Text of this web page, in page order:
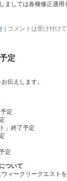
ましては各種修正適用
| コメントは受け付けて
定
伝えします。
定
」終了予定
定
ついて
ィークリークエストを